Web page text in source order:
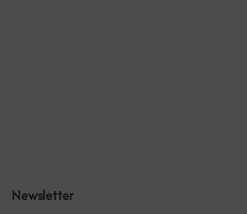
Newsletter